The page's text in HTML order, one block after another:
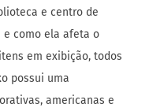
e centro de
e como ela afeta o
em exibição, todos
possui uma
americanas e